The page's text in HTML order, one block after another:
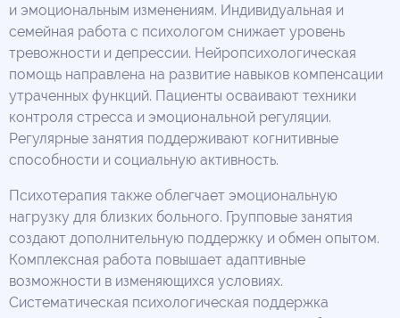
и эмоциональным изменениям. Индивидуальная и
семейная работа с психологом снижает уровень
тревожности и депрессии. Нейропсихологическая
помощь направлена на развитие навыков компенсации
утраченных функций. Пациенты осваивают техники
контроля стресса и эмоциональной регуляции.
Регулярные занятия поддерживают когнитивные
способности и социальную активность.
Психотерапия также облегчает эмоциональную
нагрузку для близких больного. Групповые занятия
создают дополнительную поддержку и обмен опытом.
Комплексная работа повышает адаптивные
возможности в изменяющихся условиях.
Систематическая психологическая поддержка